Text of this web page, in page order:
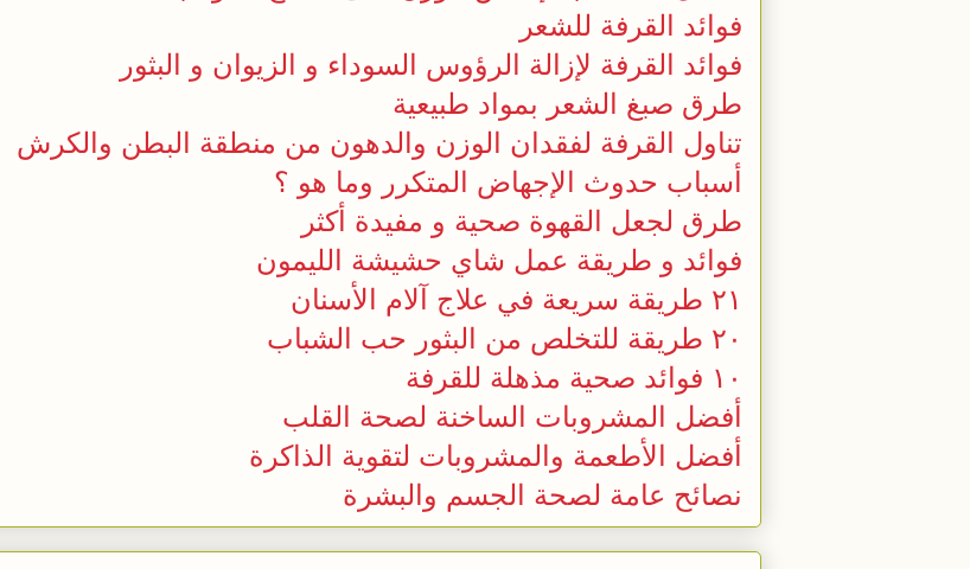
فوائد القرفة للشعر
فوائد القرفة لإزالة الرؤوس السوداء و الزيوان و البثور
طرق صبغ الشعر بمواد طبيعية
تناول القرفة لفقدان الوزن والدهون من منطقة البطن والكرش
أسباب حدوث الإجهاض المتكرر وما هو ؟
طرق لجعل القهوة صحية و مفيدة أكثر
فوائد و طريقة عمل شاي حشيشة الليمون
٢١ طريقة سريعة في علاج آلام الأسنان
٢٠ طريقة للتخلص من البثور حب الشباب
١٠ فوائد صحية مذهلة للقرفة
أفضل المشروبات الساخنة لصحة القلب
أفضل الأطعمة والمشروبات لتقوية الذاكرة
نصائح عامة لصحة الجسم والبشرة